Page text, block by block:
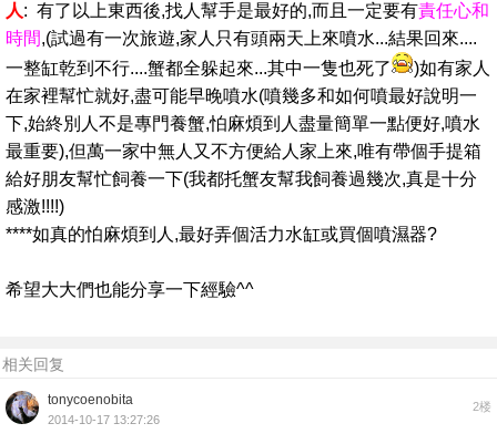
人: 有了以上東西後,找人幫手是最好的,而且一定要有責任心和
時間,(試過有一次旅遊,家人只有頭兩天上來噴水...結果回來....
一整缸乾到不行....蟹都全躲起來...其中一隻也死了
)如有家人
在家裡幫忙就好,盡可能早晚噴水(噴幾多和如何噴最好說明一
下,始終別人不是專門養蟹,怕麻煩到人盡量簡單一點便好,噴水
最重要),但萬一家中無人又不方便給人家上來,唯有帶個手提箱
給好朋友幫忙飼養一下(我都托蟹友幫我飼養過幾次,真是十分
感激!!!!)
****如真的怕麻煩到人,最好弄個活力水缸或買個噴濕器?
希望大大們也能分享一下經驗^^
相关回复
tonycoenobita
2014-10-17 13:27:26
2楼